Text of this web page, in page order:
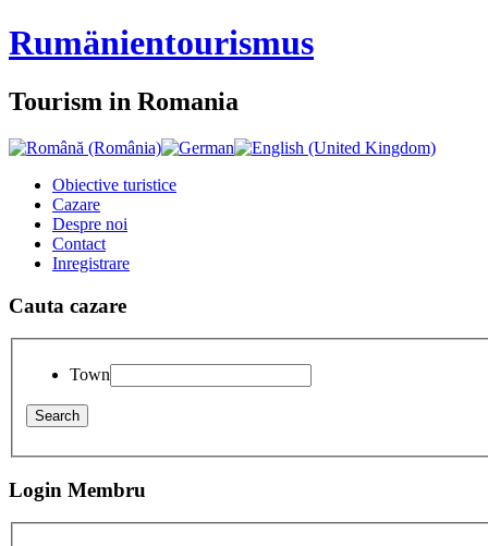
Rumänientourismus
Tourism in Romania
Obiective turistice
Cazare
Despre noi
Contact
Inregistrare
Cauta cazare
Town
Login Membru